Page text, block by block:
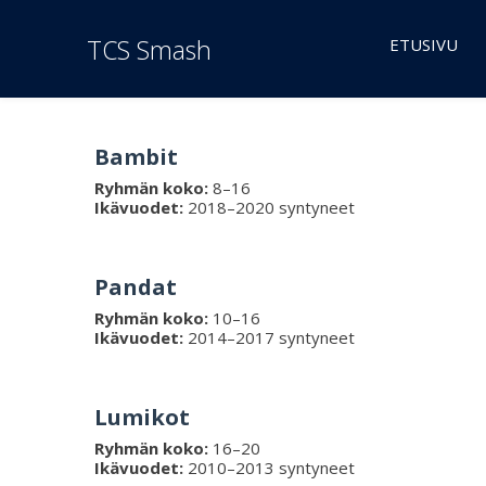
TCS Smash ETUSIVU
Bambit
Ryhmän koko: 8–16
Ikävuodet: 2018–2020 syntyneet
Pandat
Ryhmän koko: 10–16
Ikävuodet: 2014–2017 syntyneet
Lumikot
Ryhmän koko: 16–20
Ikävuodet: 2010–2013 syntyneet